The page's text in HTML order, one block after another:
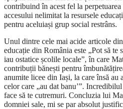
contribuind în acest fel la perpetuarea
accesului nelimitat la resursele
pentru aceluiași grup social restrâns.
Unul dintre cele mai acide articole
educație din România este „Pot să
iau ostatice școlile locale”, în care
contribuții bănești pentru
anumite licee din Iași, la care însă au
celor care „au dat banu’”.
face să te cutremuri. Concluzia lui
domniei sale, mi se par absolut